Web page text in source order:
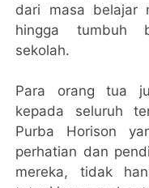
dari masa belajar
hingga tumbuh
sekolah.
Para orang tua
kepada seluruh
Purba Horison
perhatian dan
mereka, tidak